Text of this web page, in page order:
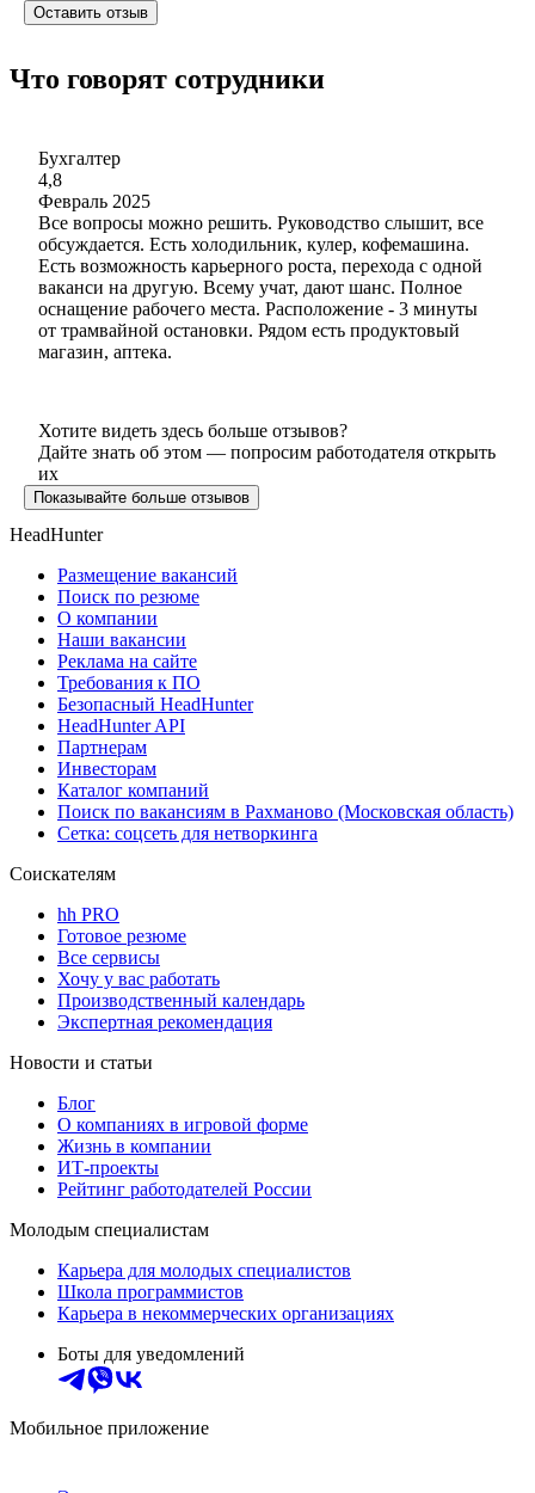
Оставить отзыв
Что говорят сотрудники
Бухгалтер
4,8
Февраль 2025
Все вопросы можно решить. Руководство слышит, все
обсуждается. Есть холодильник, кулер, кофемашина.
Есть возможность карьерного роста, перехода с одной
ваканси на другую. Всему учат, дают шанс. Полное
оснащение рабочего места. Расположение - 3 минуты
от трамвайной остановки. Рядом есть продуктовый
магазин, аптека.
Хотите видеть здесь больше отзывов?
Дайте знать об этом — попросим работодателя открыть
их
Показывайте больше отзывов
HeadHunter
Размещение вакансий
Поиск по резюме
О компании
Наши вакансии
Реклама на сайте
Требования к ПО
Безопасный HeadHunter
HeadHunter API
Партнерам
Инвесторам
Каталог компаний
Поиск по вакансиям в Рахманово (Московская область)
Сетка: соцсеть для нетворкинга
Соискателям
hh PRO
Готовое резюме
Все сервисы
Хочу у вас работать
Производственный календарь
Экспертная рекомендация
Новости и статьи
Блог
О компаниях в игровой форме
Жизнь в компании
ИТ-проекты
Рейтинг работодателей России
Молодым специалистам
Карьера для молодых специалистов
Школа программистов
Карьера в некоммерческих организациях
Боты для уведомлений
Мобильное приложение